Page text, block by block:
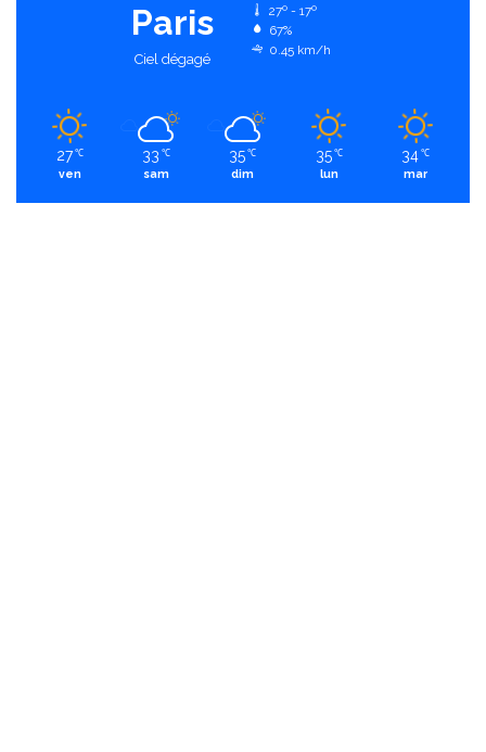
Paris
Ciel dégagé
27º - 17º
67%
0.45 km/h
27 ℃
ven
33 ℃
sam
35 ℃
dim
35 ℃
lun
34 ℃
mar